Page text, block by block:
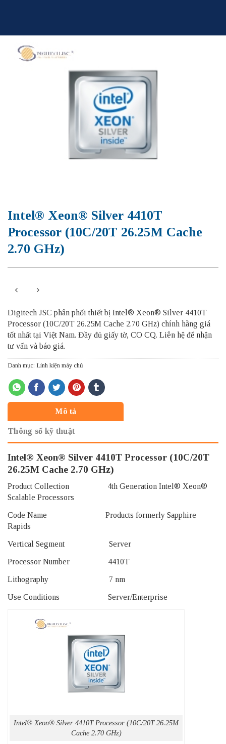
Intel® Xeon® Silver 4410T
Processor (10C/20T 26.25M Cache
2.70 GHz)
Digitech JSC phân phối thiết bị Intel® Xeon® Silver 4410T
Processor (10C/20T 26.25M Cache 2.70 GHz) chính hãng giá
tốt nhất tại Việt Nam. Đầy đủ giấy tờ, CO CQ. Liên hệ để nhận
tư vấn và báo giá.
Danh mục: Linh kiện máy chủ
Mô tả
Thông số kỹ thuật
Intel® Xeon® Silver 4410T Processor (10C/20T
26.25M Cache 2.70 GHz)
Product Collection 4th Generation Intel® Xeon®
Scalable Processors
Code Name Products formerly Sapphire
Rapids
Vertical Segment Server
Processor Number 4410T
Lithography 7 nm
Use Conditions Server/Enterprise
Intel® Xeon® Silver 4410T Processor (10C/20T 26.25M
Cache 2.70 GHz)